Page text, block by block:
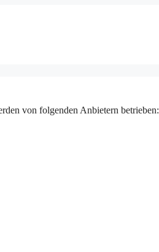
von folgenden Anbietern betrieben: